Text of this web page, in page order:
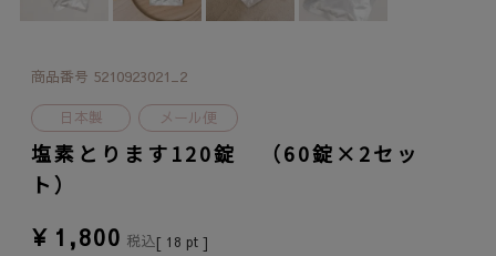
商品番号 5210923021_2
日本製 メール便
塩素とります120錠 （60錠×2セッ
ト）
¥ 1,800 税込[ 18 pt ]